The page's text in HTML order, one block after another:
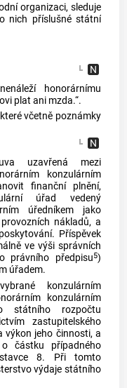
organizaci, sleduje
nich příslušné státní
honorárnímu
plat ani mzda.“.
včetně poznámky
uzavřená mezi
konzulárním
finanční plnění,
úřad vedený
úředníkem jako
nákladů, a
Příspěvek
ve výši správních
právního předpisu5)
úřadem.
konzulárním
konzulárním
státního rozpočtu
zastupitelského
výkon jeho činnosti, a
částku případného
8. Při tomto
výdaje státního